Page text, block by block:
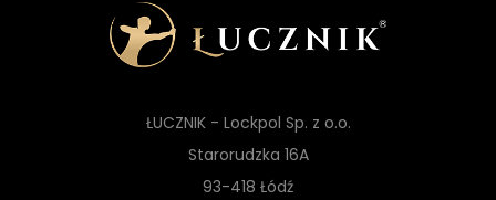
ŁUCZNIK - Lockpol Sp. z o.o.
Starorudzka 16A
93-418 Łódź